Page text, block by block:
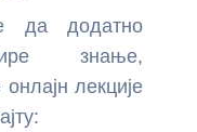
да додатно
знање,
лекције